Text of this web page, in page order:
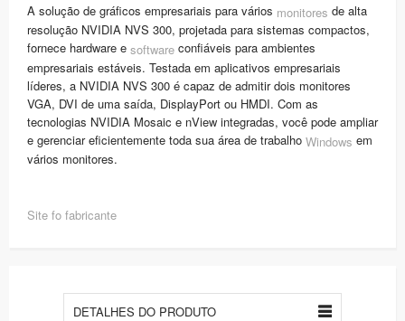
A solução de gráficos empresariais para vários monitores de alta
resolução NVIDIA NVS 300, projetada para sistemas compactos,
fornece hardware e software confiáveis para ambientes
empresariais estáveis. Testada em aplicativos empresariais
líderes, a NVIDIA NVS 300 é capaz de admitir dois monitores
VGA, DVI de uma saída, DisplayPort ou HMDI. Com as
tecnologias NVIDIA Mosaic e nView integradas, você pode ampliar
e gerenciar eficientemente toda sua área de trabalho Windows em
vários monitores.
Site fo fabricante
DETALHES DO PRODUTO